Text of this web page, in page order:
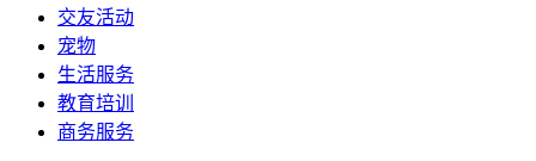
交友活动
宠物
生活服务
教育培训
商务服务